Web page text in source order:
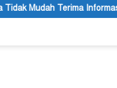
yang Belum Akurat